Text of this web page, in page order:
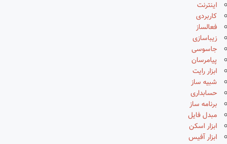
اینترنت
کاربردی
فعالساز
زیباسازی
جاسوسی
پیامرسان
ابزار رایت
شبیه ساز
حسابداری
برنامه ساز
مبدل فایل
ابزار اسکن
ابزار آفیس